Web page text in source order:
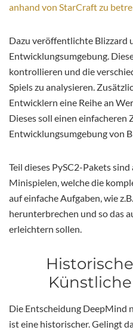
anhand von StarCraft zu
Dazu veröffentlichte Blizzard
Entwicklungsumgebung.
kontrollieren und die
Spiels zu analysieren.
Entwicklern eine Reihe an
Dieses soll einen einfacheren
Entwicklungsumgebung von
Teil dieses PySC2-Pakets
Minispielen, welche die
auf einfache Aufgaben, wie
herunterbrechen und so das
erleichtern sollen.
Die Entscheidung DeepMind
ist eine historischer. Gelingt